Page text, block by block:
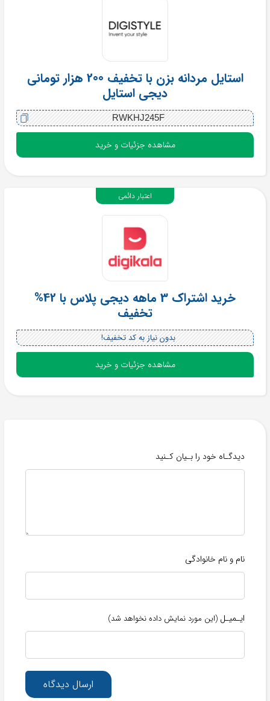
استایل مردانه بزن با تخفیف 200 هزار تومانی
دیجی استایل
RWKHJ245F
مشاهده جزئیات و خرید
خرید اشتراک 3 ماهه دیجی پلاس با 42%
تخفیف
بدون نیاز به کد تخفیف!
مشاهده جزئیات و خرید
اعتبار دائمی
دیدگـاه خود را بـیان کـنید
نام و نام خانوادگی
ایـمیـل (این مورد نمایش داده نخواهد شد)
ارسال دیدگاه